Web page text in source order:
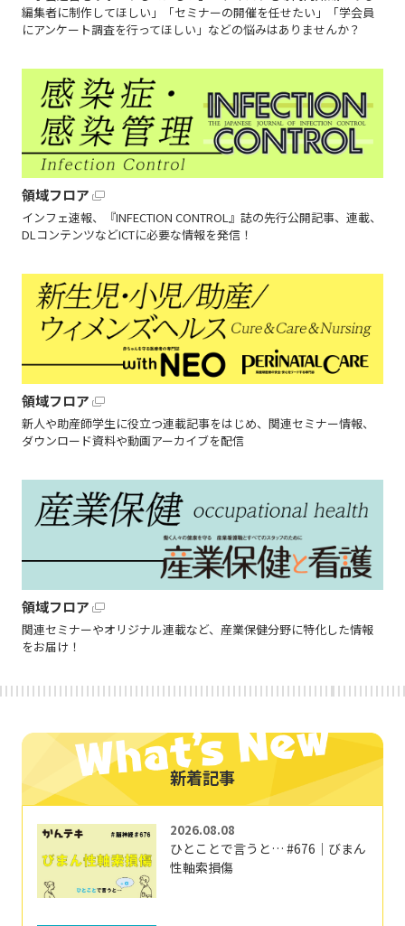
編集者に制作してほしい」「セミナーの開催を任せたい」「学会員
にアンケート調査を行ってほしい」などの悩みはありませんか？
領域フロア
インフェ速報、『INFECTION CONTROL』誌の先行公開記事、連載、
DLコンテンツなどICTに必要な情報を発信！
領域フロア
新人や助産師学生に役立つ連載記事をはじめ、関連セミナー情報、
ダウンロード資料や動画アーカイブを配信
領域フロア
関連セミナーやオリジナル連載など、産業保健分野に特化した情報
をお届け！
新着記事
2026.08.08
ひとことで言うと… #676｜びまん
性軸索損傷